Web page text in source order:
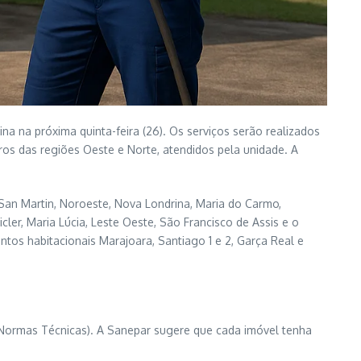
na próxima quinta-feira (26). Os serviços serão realizados
das regiões Oeste e Norte, atendidos pela unidade. A
Martin, Noroeste, Nova Londrina, Maria do Carmo,
Maria Lúcia, Leste Oeste, São Francisco de Assis e o
habitacionais Marajoara, Santiago 1 e 2, Garça Real e
Técnicas). A Sanepar sugere que cada imóvel tenha